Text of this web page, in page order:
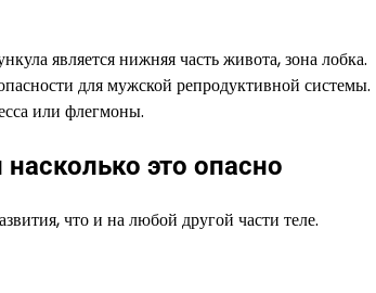
является нижняя часть живота, зона лобка.
для мужской репродуктивной системы.
или флегмоны.
это опасно
что и на любой другой части теле.